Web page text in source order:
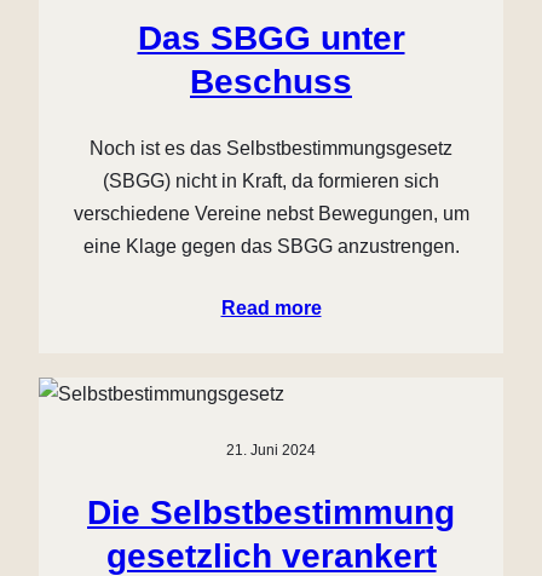
Das SBGG unter
Beschuss
Noch ist es das Selbstbestimmungsgesetz
(SBGG) nicht in Kraft, da formieren sich
verschiedene Vereine nebst Bewegungen, um
eine Klage gegen das SBGG anzustrengen.
Read more
21. Juni 2024
Die Selbstbestimmung
gesetzlich verankert